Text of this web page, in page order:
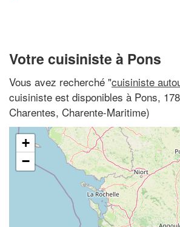
Votre cuisiniste à Pons
Vous avez recherché "cuisiniste
cuisiniste est disponibles à Pons,
Charentes, Charente-Maritime)
+
−